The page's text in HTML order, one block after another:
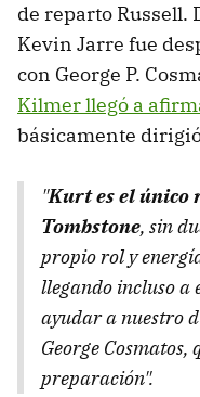
de reparto Russell.
Kevin Jarre fue
con George P.
Kilmer llegó a
básicamente
"Kurt es el único
Tombstone, sin
propio rol y
llegando incluso a
ayudar a nuestro
George Cosmatos,
preparación".